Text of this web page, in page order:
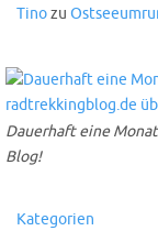
Tinozu
Dauerhaft eine
Blog!
Kategorien